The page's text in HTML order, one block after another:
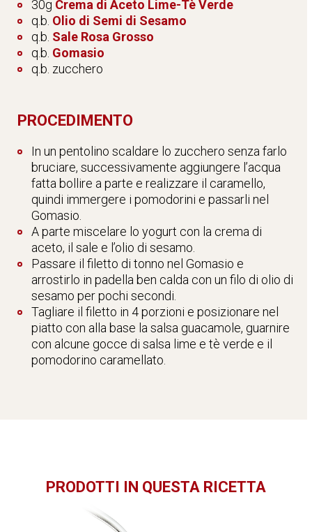
30g Crema di Aceto Lime-Tè Verde
q.b. Olio di Semi di Sesamo
q.b. Sale Rosa Grosso
q.b. Gomasio
q.b. zucchero
PROCEDIMENTO
In un pentolino scaldare lo zucchero senza farlo
bruciare, successivamente aggiungere l’acqua
fatta bollire a parte e realizzare il caramello,
quindi immergere i pomodorini e passarli nel
Gomasio.
A parte miscelare lo yogurt con la crema di
aceto, il sale e l’olio di sesamo.
Passare il filetto di tonno nel Gomasio e
arrostirlo in padella ben calda con un filo di olio di
sesamo per pochi secondi.
Tagliare il filetto in 4 porzioni e posizionare nel
piatto con alla base la salsa guacamole, guarnire
con alcune gocce di salsa lime e tè verde e il
pomodorino caramellato.
PRODOTTI IN QUESTA RICETTA